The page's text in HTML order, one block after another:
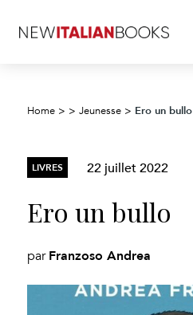
Home > >Jeunesse > Ero un bullo
LIVRES 22 juillet 2022
Ero un bullo
par Franzoso Andrea